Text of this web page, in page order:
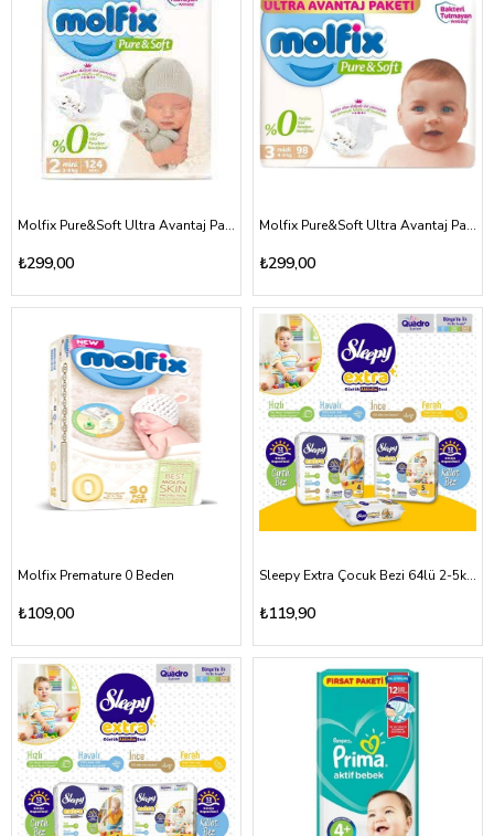
Molfix Pure&Soft Ultra Avantaj Paket 2 Beden 3-6kg
₺299,00
Molfix Pure&Soft Ultra Avantaj Paket 3 Beden 4-9kg
₺299,00
Molfix Premature 0 Beden
₺109,00
Sleepy Extra Çocuk Bezi 64lü 2-5kg (1-Newborn)
₺119,90